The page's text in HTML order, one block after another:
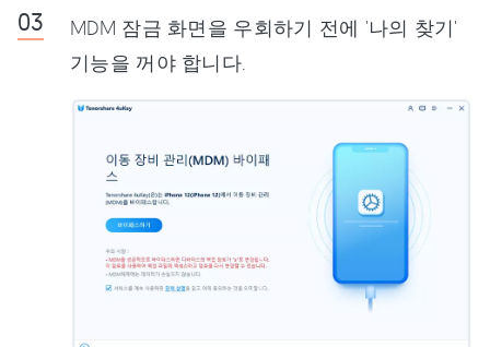
MDM 잠금 화면을 우회하기 전에 '나의 찾기'
기능을 꺼야 합니다.